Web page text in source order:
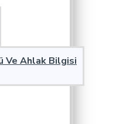
Ve Ahlak Bilgisi